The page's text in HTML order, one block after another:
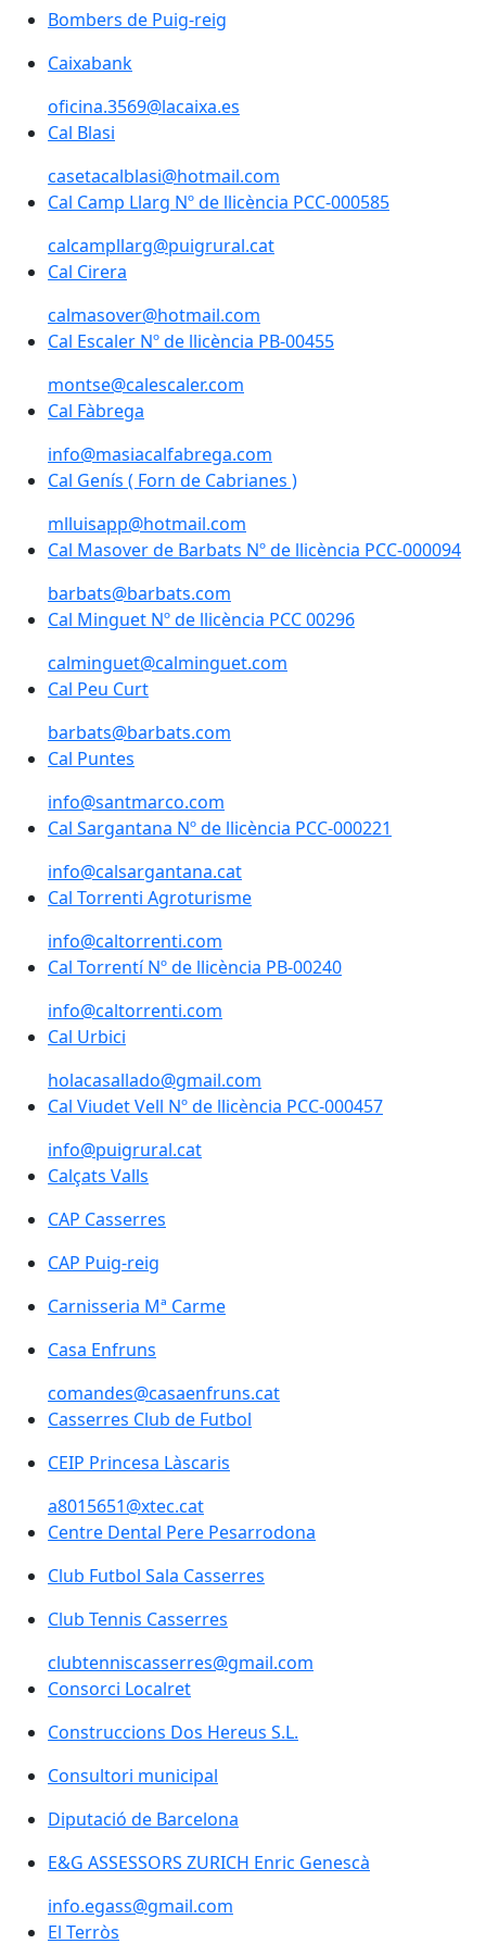
Bombers de Puig-reig
Caixabank
oficina.3569@lacaixa.es
Cal Blasi
Cal Blasi
casetacalblasi@hotmail.com
Cal Camp Llarg Nº de llicència PCC-000585
Cal Camp Llarg Nº de llicència PCC-000585
calcampllarg@puigrural.cat
Cal Cirera
Cal Cirera
calmasover@hotmail.com
Cal Escaler Nº de llicència PB-00455
Cal Escaler Nº de llicència PB-00455
montse@calescaler.com
Cal Fàbrega
Cal Fàbrega
info@masiacalfabrega.com
Cal Genís ( Forn de Cabrianes )
mlluisapp@hotmail.com
Cal Masover de Barbats Nº de llicència PCC-000094
Cal Masover de Barbats Nº de llicència PCC-000094
barbats@barbats.com
Cal Minguet Nº de llicència PCC 00296
Cal Minguet Nº de llicència PCC 00296
calminguet@calminguet.com
Cal Peu Curt
Cal Peu Curt
barbats@barbats.com
Cal Puntes
Cal Puntes
info@santmarco.com
Cal Sargantana Nº de llicència PCC-000221
Cal Sargantana Nº de llicència PCC-000221
info@calsargantana.cat
Cal Torrenti Agroturisme
info@caltorrenti.com
Cal Torrentí Nº de llicència PB-00240
Cal Torrentí Nº de llicència PB-00240
info@caltorrenti.com
Cal Urbici
Cal Urbici
holacasallado@gmail.com
Cal Viudet Vell Nº de llicència PCC-000457
Cal Viudet Vell Nº de llicència PCC-000457
info@puigrural.cat
Calçats Valls
CAP Casserres
CAP Puig-reig
Carnisseria Mª Carme
Carnisseria Mª Carme
Casa Enfruns
comandes@casaenfruns.cat
Casserres Club de Futbol
Casserres Club de Futbol
CEIP Princesa Làscaris
a8015651@xtec.cat
Centre Dental Pere Pesarrodona
Club Futbol Sala Casserres
Club Tennis Casserres
clubtenniscasserres@gmail.com
Consorci Localret
Construccions Dos Hereus S.L.
Consultori municipal
Diputació de Barcelona
Diputació de Barcelona
E&G ASSESSORS ZURICH Enric Genescà
E&G ASSESSORS ZURICH Enric Genescà
info.egass@gmail.com
El Terròs